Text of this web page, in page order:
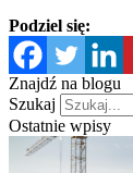
Podziel się:
Znajdź na blogu
Szukaj
Ostatnie wpisy